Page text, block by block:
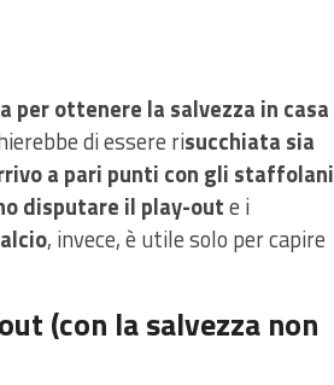
per ottenere la salvezza in casa
di essere risucchiata sia
a pari punti con gli staffolani
disputare il play-oute i
, invece, è utile solo per capire
(con la salvezza non